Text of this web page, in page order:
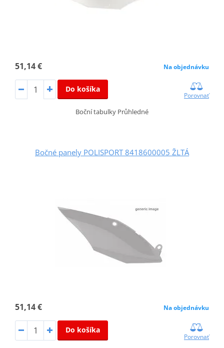
51,14 € Na objednávku
Do košíka
Porovnať
Boční tabulky Průhledné
Bočné panely POLISPORT 8418600005 ŽLTÁ
51,14 € Na objednávku
Do košíka
Porovnať